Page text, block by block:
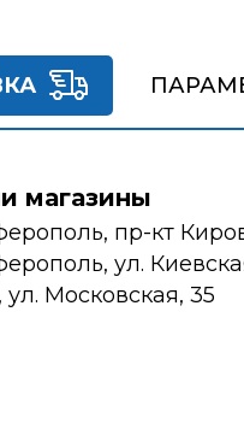
магазины
пр-кт
ул.
ул. Московская, 35